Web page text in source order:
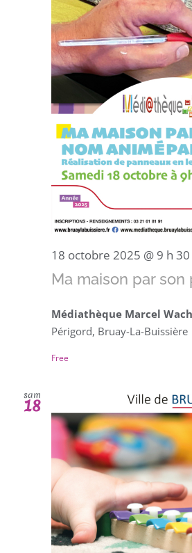
18 octobre 2025 @ 9 h
Ma maison par son
Médiathèque Marcel
Périgord, Bruay-La-Buissière
Free
sam
18